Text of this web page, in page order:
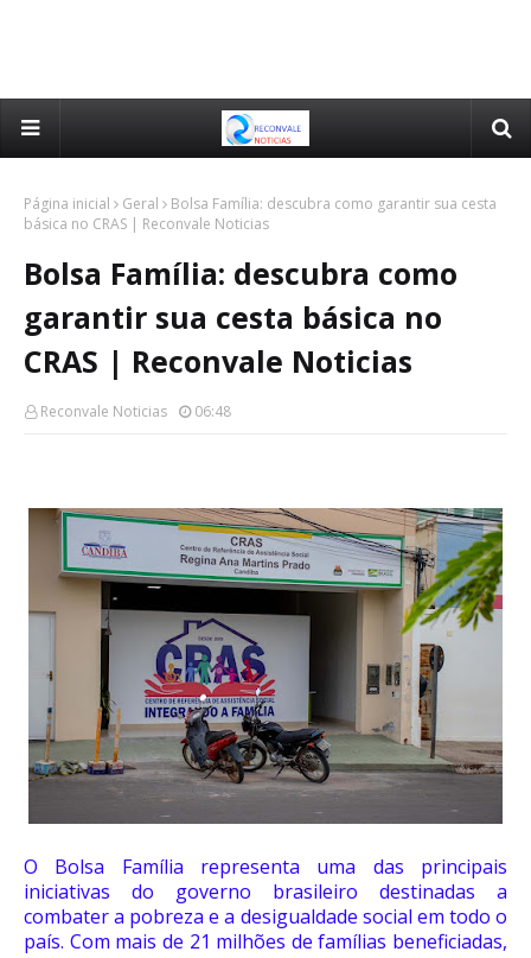
Página inicial Geral
Bolsa Família: descubra como garantir sua cesta
básica no CRAS | Reconvale Noticias
Bolsa Família: descubra como
garantir sua cesta básica no
CRAS | Reconvale Noticias
Reconvale Noticias 06:48
O Bolsa Família representa uma das principais
iniciativas do governo brasileiro destinadas a
combater a pobreza e a desigualdade social em todo o
país. Com mais de 21 milhões de famílias beneficiadas,